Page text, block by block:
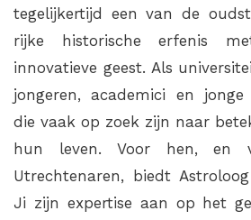
tegelijkertijd een van de
rijke historische erfenis
innovatieve geest. Als
jongeren, academici en jonge
die vaak op zoek zijn naar
hun leven. Voor hen, en
Utrechtenaren, biedt
Ji zijn expertise aan op het